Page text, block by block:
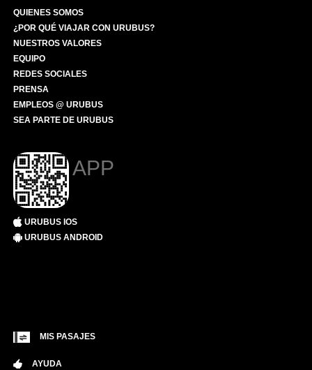
QUIENES SOMOS
¿POR QUÉ VIAJAR CON URUBUS?
NUESTROS VALORES
EQUIPO
REDES SOCIALES
PRENSA
EMPLEOS @ URUBUS
SEA PARTE DE URUBUS
APP
URUBUS IOS
URUBUS ANDROID
MIS PASAJES
AYUDA